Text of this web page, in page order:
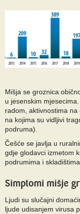
Mišja se groznica
u jesenskim
radom, aktivnostima
na kojima su vidljivi
podruma).
Češće se javlja u
gdje glodavci izmetom
podrumima i
Simptomi mišje
Ljudi su slučajni
ljude udisanjem virusa